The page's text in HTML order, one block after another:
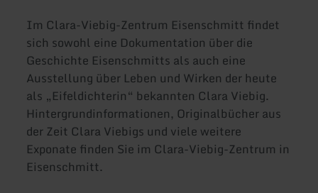
Im Clara-Viebig-Zentrum Eisenschmitt findet
sich sowohl eine Dokumentation über die
Geschichte Eisenschmitts als auch eine
Ausstellung über Leben und Wirken der heute
als „Eifeldichterin“ bekannten Clara Viebig.
Hintergrundinformationen, Originalbücher aus
der Zeit Clara Viebigs und viele weitere
Exponate finden Sie im Clara-Viebig-Zentrum in
Eisenschmitt.